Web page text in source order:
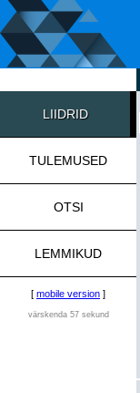
LIIDRID
TULEMUSED
OTSI
LEMMIKUD
[ mobile version ]
värskenda 57 sekund